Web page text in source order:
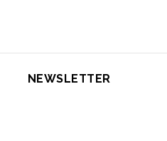
NEWSLETTER